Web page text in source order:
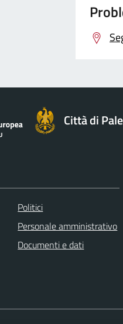
Città di
Politici
Personale amministrativo
Documenti e dati